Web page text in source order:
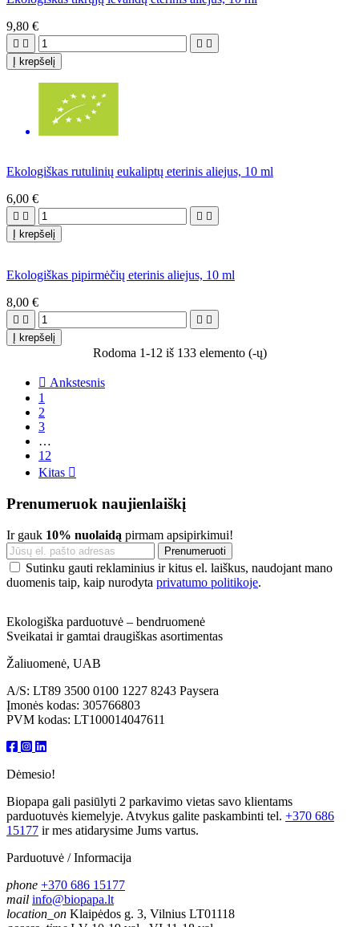
9,80 €
   
Į krepšelį
Ekologiškas rutulinių eukaliptų eterinis aliejus, 10 ml
6,00 €
   
Į krepšelį
Ekologiškas pipirmėčių eterinis aliejus, 10 ml
8,00 €
   
Į krepšelį
Rodoma 1-12 iš 133 elemento (-ų)
 Ankstesnis
1
2
3
…
12
Kitas 
Prenumeruok naujienlaiškį
Ir gauk 10% nuolaidą pirmam apsipirkimui!
Sutinku gauti reklaminius ir kitus el. laiškus, naudojant mano
duomenis taip, kaip nurodyta privatumo politikoje.
Ekologiška parduotuvė – bendruomenė
Sveikatai ir gamtai draugiškas asortimentas
Žaliuomenė, UAB
A/S: LT89 3500 0100 1227 8243 Paysera
Įmonės kodas: 305766803
PVM kodas: LT100014047611
Dėmesio!
Biopapa gali pasiūlyti 2 parkavimo vietas savo klientams
parduotuvės kiemelyje. Atvykus galite paskambinti tel. +370 686
15177 ir mes atidarysime Jums vartus.
Parduotuvė / Informacija
phone +370 686 15177
mail info@biopapa.lt
location_on Klaipėdos g. 3, Vilnius LT01118